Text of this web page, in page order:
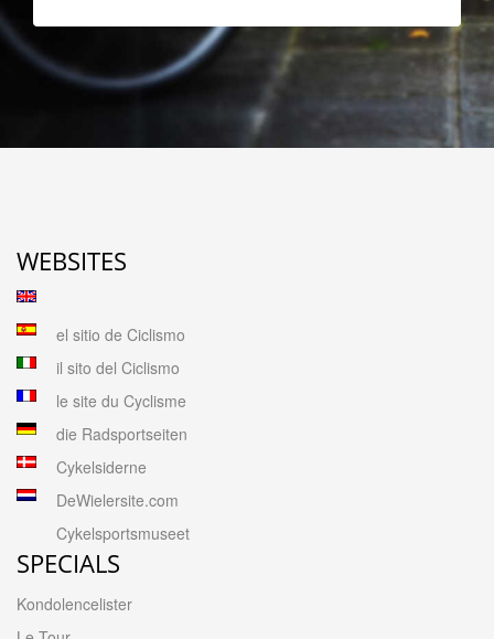
WEBSITES
el sitio de Ciclismo
il sito del Ciclismo
le site du Cyclisme
die Radsportseiten
Cykelsiderne
DeWielersite.com
Cykelsportsmuseet
SPECIALS
Kondolencelister